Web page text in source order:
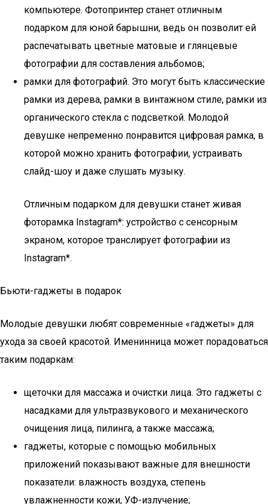
компьютере. Фотопринтер станет отличным
подарком для юной барышни, ведь он позволит ей
распечатывать цветные матовые и глянцевые
фотографии для составления альбомов;
рамки для фотографий. Это могут быть классические
рамки из дерева, рамки в винтажном стиле, рамки из
органического стекла с подсветкой. Молодой
девушке непременно понравится цифровая рамка, в
которой можно хранить фотографии, устраивать
слайд-шоу и даже слушать музыку.
Отличным подарком для девушки станет живая
фоторамка Instagram*: устройство с сенсорным
экраном, которое транслирует фотографии из
Instagram*.
Бьюти-гаджеты в подарок
Молодые девушки любят современные «гаджеты» для
ухода за своей красотой. Именинница может порадоваться
таким подаркам:
щеточки для массажа и очистки лица. Это гаджеты с
насадками для ультразвукового и механического
очищения лица, пилинга, а также массажа;
гаджеты, которые с помощью мобильных
приложений показывают важные для внешности
показатели: влажность воздуха, степень
увлажненности кожи, УФ-излучение;